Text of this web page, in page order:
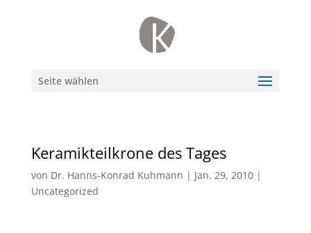
Seite wählen
Keramikteilkrone des Tages
von Dr. Hanns-Konrad Kuhmann | Jan. 29, 2010|
Uncategorized